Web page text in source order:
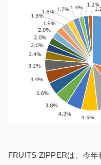
FRUITS ZIPPERは、今